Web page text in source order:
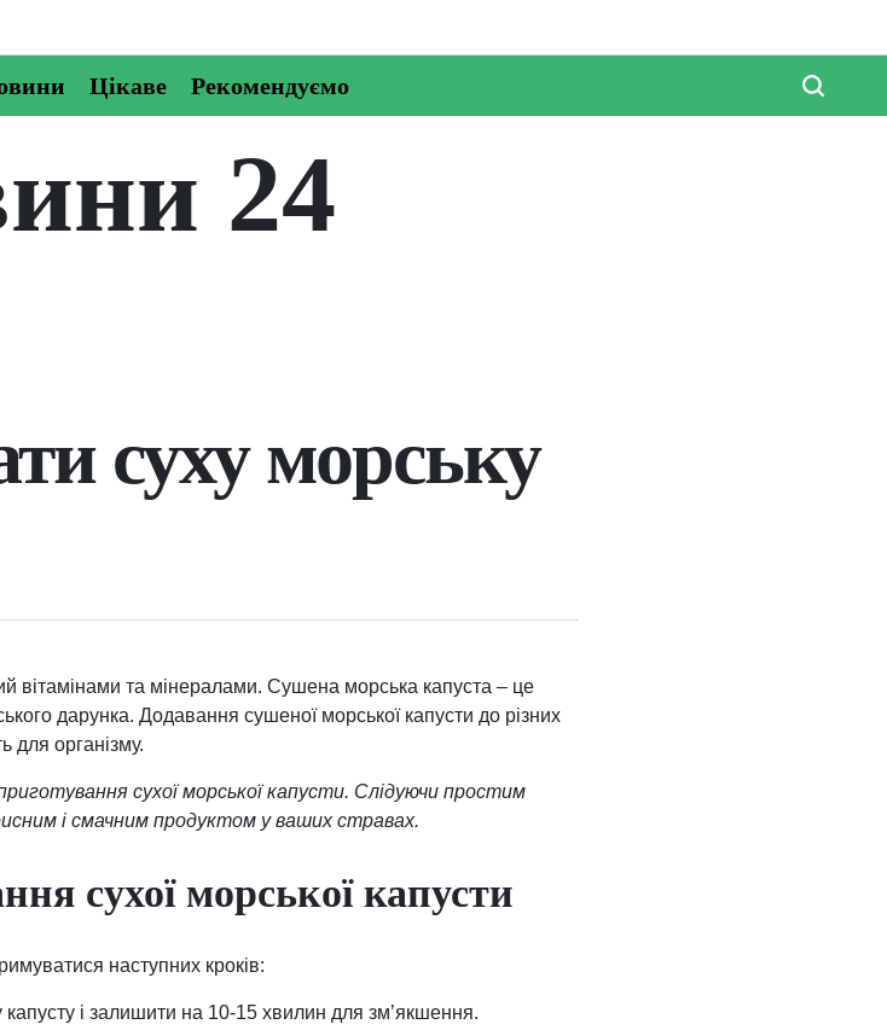
Цікаве Рекомендуємо
24
суху морську
вітамінами та мінералами. Сушена морська капуста – це
дарунка. Додавання сушеної морської капусти до різних
для організму.
сухої морської капусти. Слідуючи простим
і смачним продуктом у ваших стравах.
сухої морської капусти
наступних кроків:
і залишити на 10-15 хвилин для зм’якшення.